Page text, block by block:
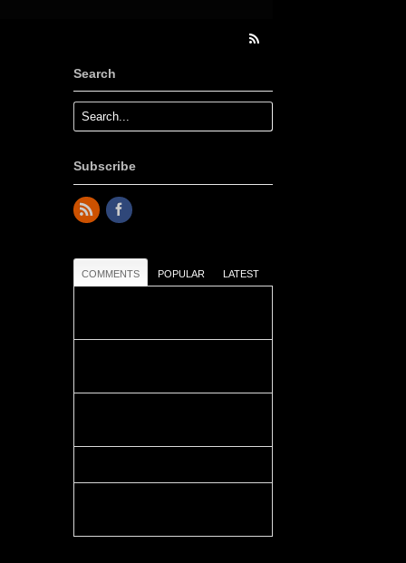
Search
Subscribe
COMMENTS POPULAR LATEST